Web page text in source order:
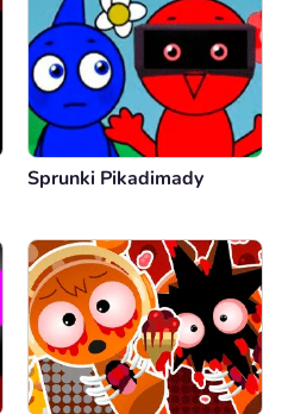
Sprunki Pikadimady